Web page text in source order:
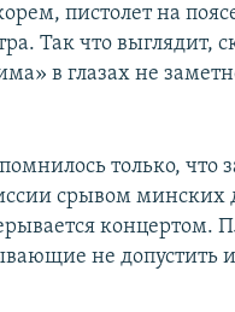
пистолет на
Так что выглядит,
в глазах не
только, что
срывом минских
концертом.
не допустить